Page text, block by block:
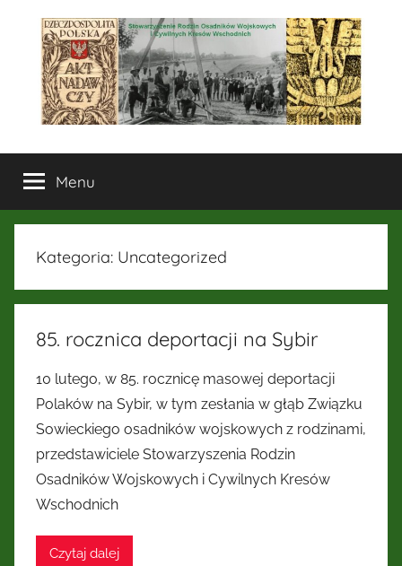
Stowarzyszenie
Rodzin
Osadników
Wojskowych
Cywilnych
Kresów
Wschodnich
Menu
Kategoria: Uncategorized
85. rocznica deportacji na Sybir
10 lutego, w 85. rocznicę masowej deportacji
Polaków na Sybir, w tym zesłania w głąb Związku
Sowieckiego osadników wojskowych z rodzinami,
przedstawiciele Stowarzyszenia Rodzin
Osadników Wojskowych i Cywilnych Kresów
Wschodnich
Czytaj dalej